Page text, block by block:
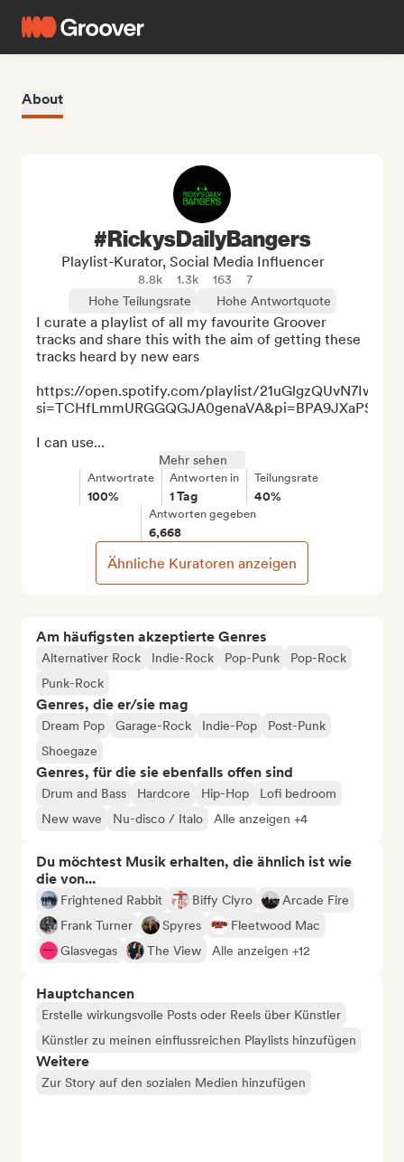
About
Am häufigsten akzeptierte Genres
Alternativer Rock Indie-Rock Pop-Punk
Pop-Rock
Punk-Rock
Genres, die er/sie mag
Dream Pop Garage-Rock Indie-Pop
Post-Punk
Shoegaze
Genres, für die sie ebenfalls offen sind
Drum and Bass Hardcore Hip-Hop
Lofi bedroom
New wave
Nu-disco / Italo Alle anzeigen +4
Du möchtest Musik erhalten, die ähnlich ist wie
die von...
Frightened Rabbit Biffy Clyro
Arcade Fire
Frank Turner
Spyres
Fleetwood Mac
Glasvegas
The View Alle anzeigen +12
Hauptchancen
Erstelle wirkungsvolle Posts oder Reels über Künstler
Künstler zu meinen einflussreichen Playlists hinzufügen
Weitere
Zur Story auf den sozialen Medien hinzufügen
#RickysDailyBangers
Playlist-Kurator, Social Media Influencer
8.8k 1.3k 163
7
Hohe Teilungsrate
Hohe Antwortquote
I curate a playlist of all my favourite Groover
tracks and share this with the aim of getting these
tracks heard by new ears
https://open.spotify.com/playlist/
I can use...
Mehr sehen
Antwortrate
100%
Antworten in
1 Tag
Teilungsrate
40%
Antworten gegeben
6,668
Ähnliche Kuratoren anzeigen